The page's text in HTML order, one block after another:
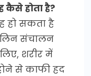
कैसे होता है?
हो सकता है
संचालन
शरीर में
होने से काफी हद